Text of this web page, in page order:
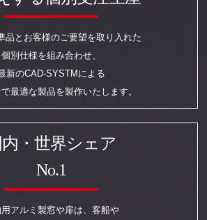
品とお客様のご要望を取り入れた
個別仕様を組み合わせ、
新のCAD-SYSTMによる
最適な製品を製作いたします。
内・世界シェア
No.1
アルミ製窓や扉は、客船や